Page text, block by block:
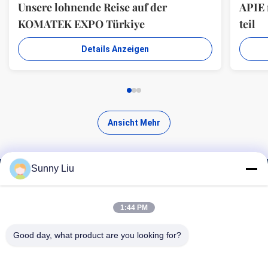
Unsere lohnende Reise auf der
KOMATEK EXPO Türkiye
Details Anzeigen
APIE
teil
Ansicht Mehr
Finde hochwertige Produkte
Sunny Liu
1:44 PM
Good day, what product are you looking for?